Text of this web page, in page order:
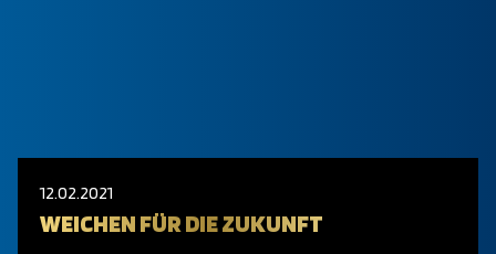
12.02.2021
WEICHEN FÜR DIE ZUKUNFT